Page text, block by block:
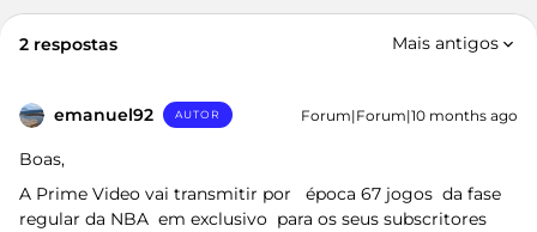
2 respostas Mais antigos
emanuel92 AUTOR Forum|Forum|10 months ago
Boas,
A Prime Video vai transmitir por época 67 jogos da fase
regular da NBA em exclusivo para os seus subscritores